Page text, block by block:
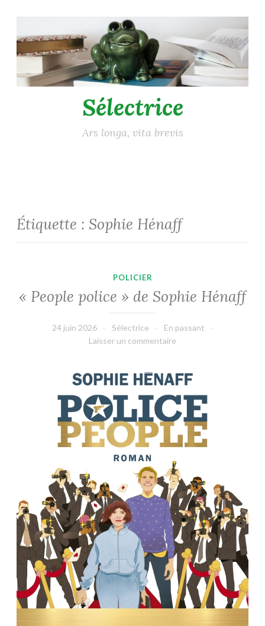
au
contenu
principal
Sélectrice
Ars longa, vita brevis
Étiquette : Sophie Hénaff
POLICIER
« People police » de Sophie Hénaff
24 juin 2026 Sélectrice
En passant
Laisser un commentaire